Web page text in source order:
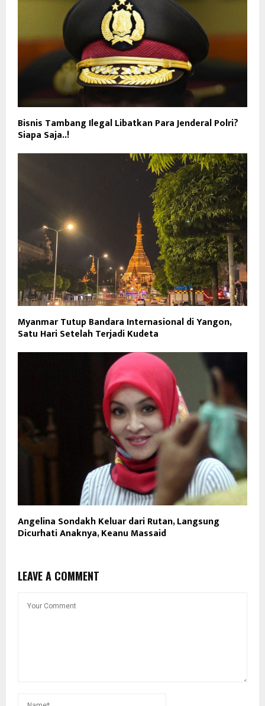
Bisnis Tambang Ilegal Libatkan Para Jenderal Polri?
Siapa Saja..!
Myanmar Tutup Bandara Internasional di Yangon,
Satu Hari Setelah Terjadi Kudeta
Angelina Sondakh Keluar dari Rutan, Langsung
Dicurhati Anaknya, Keanu Massaid
LEAVE A COMMENT